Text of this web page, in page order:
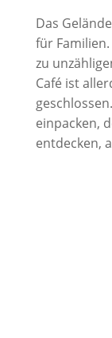
Das
für
zu
Café ist
einpacken,
entdecken,